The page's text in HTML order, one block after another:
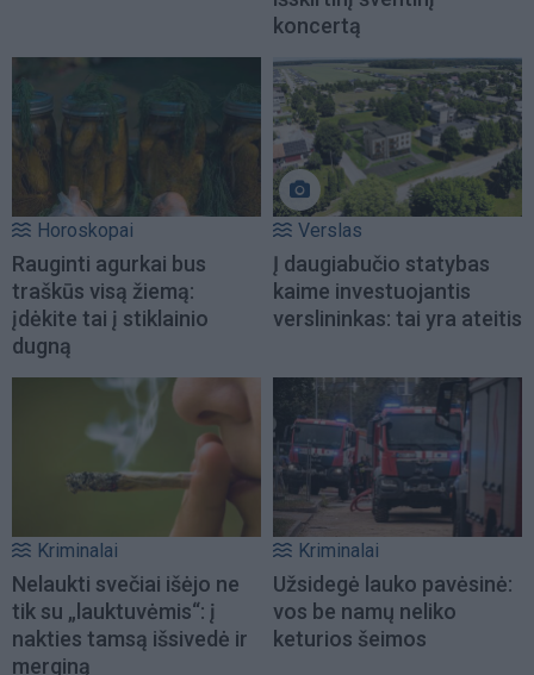
koncertą
Horoskopai
Rauginti agurkai bus
traškūs visą žiemą:
įdėkite tai į stiklainio
dugną
Verslas
Į daugiabučio statybas
kaime investuojantis
verslininkas: tai yra ateitis
Kriminalai
Nelaukti svečiai išėjo ne
tik su „lauktuvėmis“: į
nakties tamsą išsivedė ir
merginą
Kriminalai
Užsidegė lauko pavėsinė:
vos be namų neliko
keturios šeimos